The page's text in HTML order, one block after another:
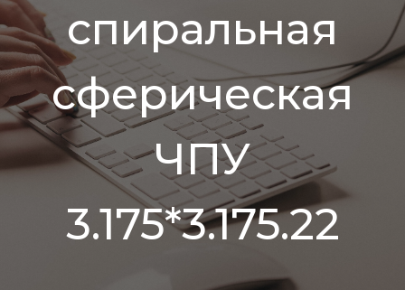
спиральная
сферическая
ЧПУ
3.175*3.175.22